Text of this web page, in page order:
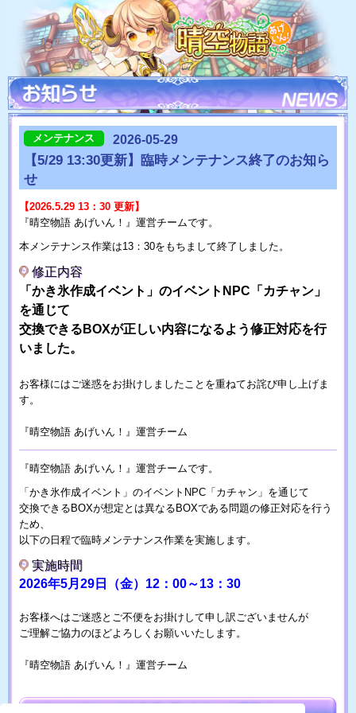
メンテナンス 2026-05-29
【5/29 13:30更新】臨時メンテナンス終了のお知ら
せ
【2026.5.29 13：30 更新】
『晴空物語 あげいん！』運営チームです。
本メンテナンス作業は13：30をもちまして終了しました。
修正内容
「かき氷作成イベント」のイベントNPC「カチャン」
を通じて
交換できるBOXが正しい内容になるよう修正対応を行
いました。
お客様にはご迷惑をお掛けしましたことを重ねてお詫び申し上げま
す。
『晴空物語 あげいん！』運営チーム
『晴空物語 あげいん！』運営チームです。
「かき氷作成イベント」のイベントNPC「カチャン」を通じて
交換できるBOXが想定とは異なるBOXである問題の修正対応を行う
ため、
以下の日程で臨時メンテナンス作業を実施します。
実施時間
2026年5月29日（金）12：00～13：30
お客様へはご迷惑とご不便をお掛けして申し訳ございませんが
ご理解ご協力のほどよろしくお願いいたします。
『晴空物語 あげいん！』運営チーム